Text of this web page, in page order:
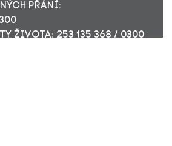
PŘÁNÍ:
ŽIVOTA: 253 135 368 / 0300